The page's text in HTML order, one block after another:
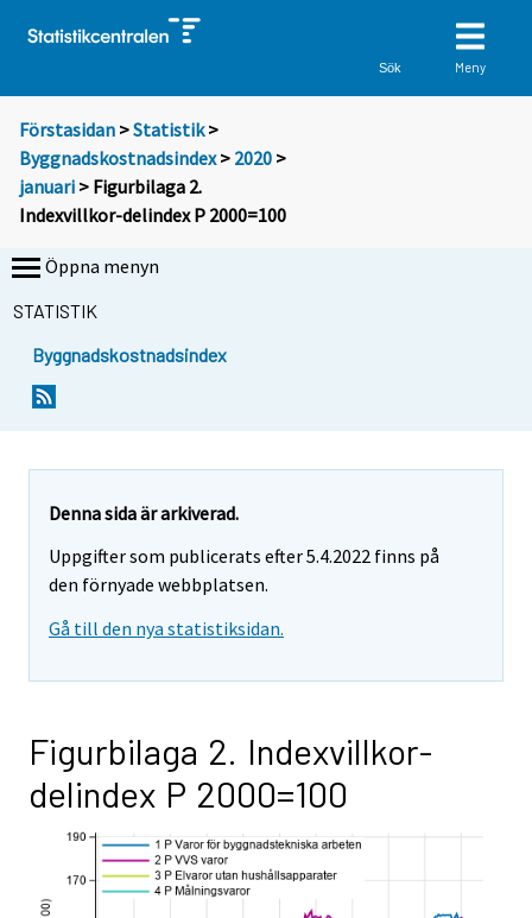
Sök Meny
Förstasidan >Statistik >
Byggnadskostnadsindex> 2020 >
januari > Figurbilaga 2.
Indexvillkor-delindex P 2000=100
Öppna menyn
STATISTIK
Byggnadskostnadsindex
Denna sida är arkiverad.
Uppgifter som publicerats efter 5.4.2022 finns på
den förnyade webbplatsen.
Gå till den nya statistiksidan.
Figurbilaga 2. Indexvillkor-
delindex P 2000=100